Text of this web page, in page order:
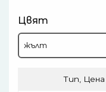
Цвят
Тип, Цена